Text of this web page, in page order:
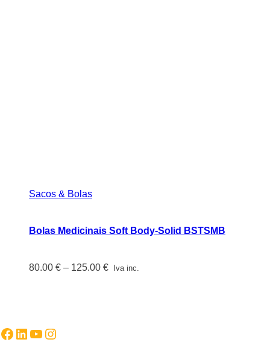
Sacos & Bolas
Bolas Medicinais Soft Body-Solid BSTSMB
80.00 € – 125.00 €Price
Iva inc.
Facebook
LinkedIn
YouTube
Instagram